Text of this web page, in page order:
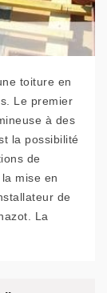
toiture en
Le premier
à des
la possibilité
de
mise en
de
La